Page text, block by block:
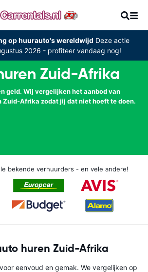
op huurauto's wereldwijd Deze actie
2026 - profiteer vandaag nog!
Zuid-Afrika
geld. Wij vergelijken het aanbod van
Zuid-Afrika zodat jij dat niet hoeft te doen.
bekende verhuurders - en vele andere!
huren Zuid-Afrika
eenvoud en gemak. We vergelijken op